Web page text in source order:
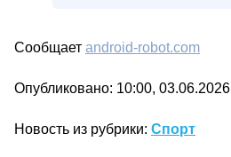
Сообщает android-robot.com
Опубликовано: 10:00, 03.06.2026
Новость из рубрики: Спорт